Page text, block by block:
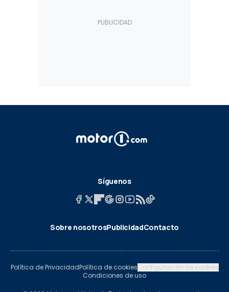
Síguenos
Sobre nosotrosPublicidadContacto
Política de PrivacidadPolítica de cookiesConfiguración de cookies
Condiciones de uso